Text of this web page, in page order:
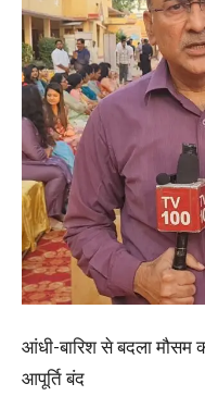
आंधी-बारिश से बदला मौसम
आपूर्ति बंद